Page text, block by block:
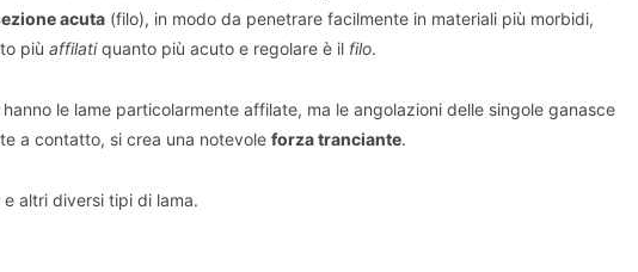
acuta (filo), in modo da penetrare facilmente in materiali più morbidi,
più affilatiquanto più acuto e regolare è il filo.
le lame particolarmente affilate, ma le angolazioni delle singole ganasce
a contatto, si crea una notevole forza tranciante.
altri diversi tipi di lama.